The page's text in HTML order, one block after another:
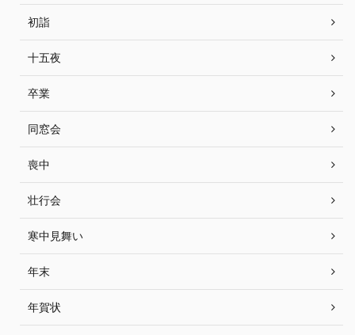
初詣
十五夜
卒業
同窓会
喪中
壮行会
寒中見舞い
年末
年賀状